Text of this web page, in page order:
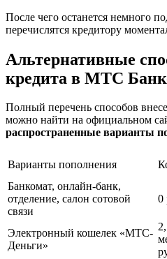
После чего останется немного
перечислятся кредитору
Альтернативные
кредита в МТС
Полный перечень способов
можно найти на официальном
распространенные варианты
Варианты пополнения
Банкомат, онлайн-банк,
отделение, салон сотовой
связи
0
Электронный кошелек «МТС-
Деньги»